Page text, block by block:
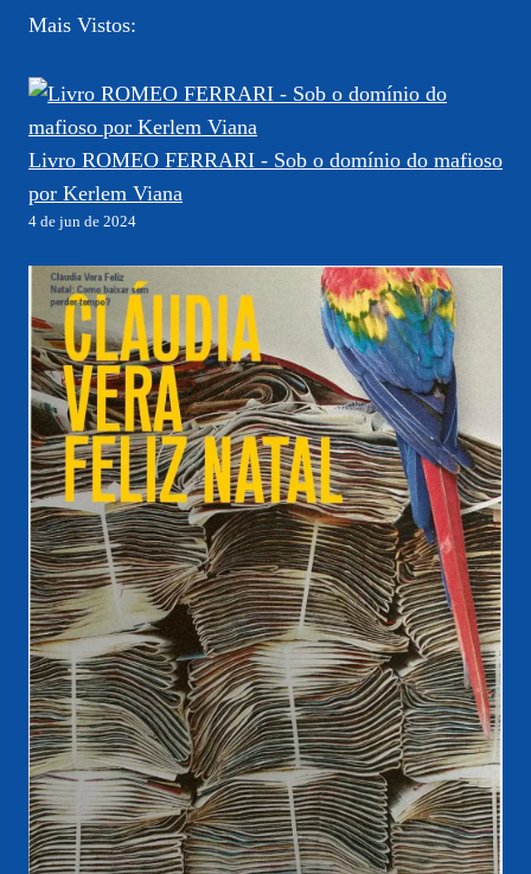
Mais Vistos:
Livro ROMEO FERRARI - Sob o domínio do mafioso
por Kerlem Viana
4 de jun de 2024